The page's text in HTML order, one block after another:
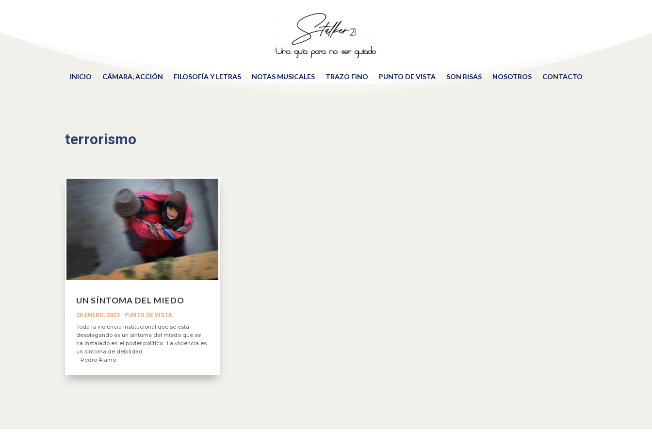
INICIO CÁMARA, ACCIÓN FILOSOFÍA Y LETRAS NOTAS MUSICALES TRAZO FINO PUNTO DE VISTA SON RISAS NOSOTROS CONTACTO
terrorismo
UN SÍNTOMA DEL MIEDO
30 ENERO, 2023
PUNTO DE VISTA
Toda la violencia institucional que se está
desplegando es un síntoma del miedo que se
ha instalado en el poder político…La violencia es
un síntoma de debilidad.
– Pedro Álamo